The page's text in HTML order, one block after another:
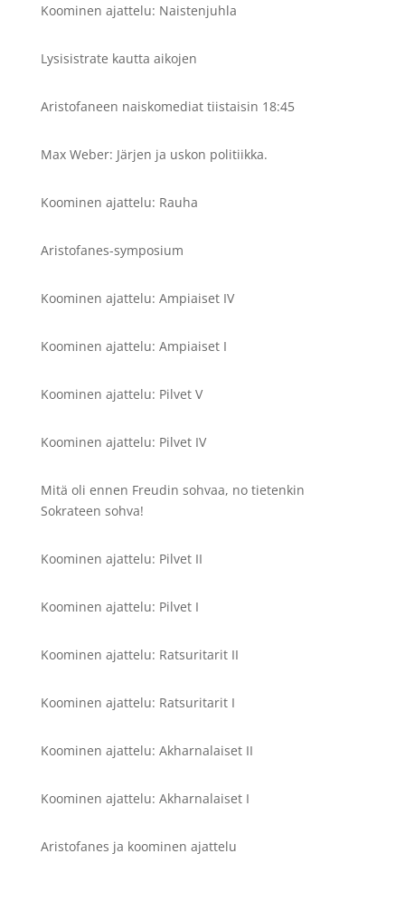
Koominen ajattelu: Naistenjuhla
Lysisistrate kautta aikojen
Aristofaneen naiskomediat tiistaisin 18:45
Max Weber: Järjen ja uskon politiikka.
Koominen ajattelu: Rauha
Aristofanes-symposium
Koominen ajattelu: Ampiaiset IV
Koominen ajattelu: Ampiaiset I
Koominen ajattelu: Pilvet V
Koominen ajattelu: Pilvet IV
Mitä oli ennen Freudin sohvaa, no tietenkin
Sokrateen sohva!
Koominen ajattelu: Pilvet II
Koominen ajattelu: Pilvet I
Koominen ajattelu: Ratsuritarit II
Koominen ajattelu: Ratsuritarit I
Koominen ajattelu: Akharnalaiset II
Koominen ajattelu: Akharnalaiset I
Aristofanes ja koominen ajattelu